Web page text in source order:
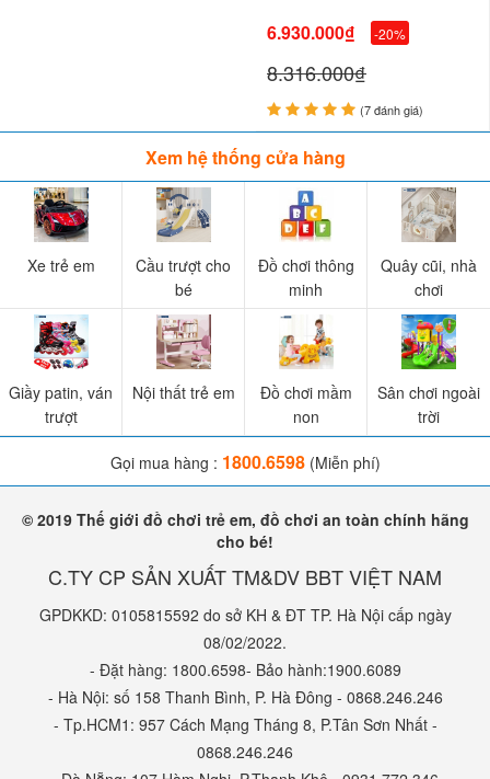
6.930.000₫ -20%
8.316.000₫
(7 đánh giá)
Xem hệ thống cửa hàng
Xe trẻ em
Cầu trượt cho
bé
Đồ chơi thông
minh
Quây cũi, nhà
chơi
Giầy patin, ván
trượt
Nội thất trẻ em
Đồ chơi mầm
non
Sân chơi ngoài
trời
Gọi mua hàng : 1800.6598(Miễn phí)
© 2019 Thế giới đồ chơi trẻ em, đồ chơi an toàn chính hãng
cho bé!
C.TY CP SẢN XUẤT TM&DV BBT VIỆT NAM
GPDKKD: 0105815592 do sở KH & ĐT TP. Hà Nội cấp ngày
08/02/2022.
- Đặt hàng: 1800.6598- Bảo hành:1900.6089
- Hà Nội: số 158 Thanh Bình, P. Hà Đông - 0868.246.246
- Tp.HCM1: 957 Cách Mạng Tháng 8, P.Tân Sơn Nhất -
0868.246.246